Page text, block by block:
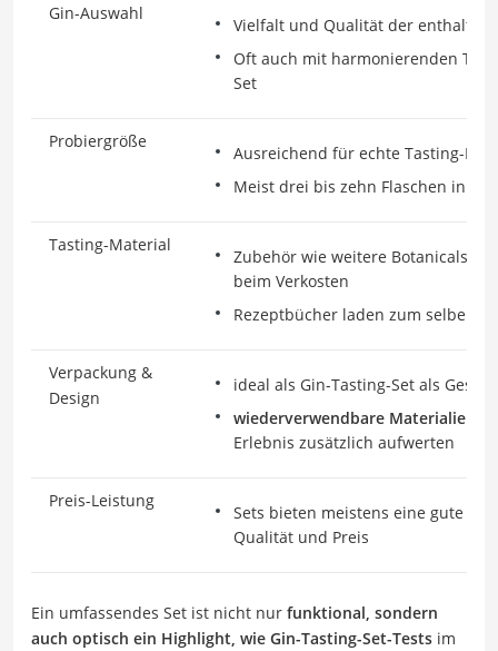
Gin-Auswahl
Vielfalt und Qualität der
Oft auch mit harmonierenden
Set
Probiergröße
Ausreichend für echte Tasting-
Meist drei bis zehn Flaschen in
Tasting-Material
Zubehör wie weitere Botanicals,
beim Verkosten
Rezeptbücher laden zum selber
Verpackung &
Design
ideal als Gin-Tasting-Set als
wiederverwendbare Materialien,
Erlebnis zusätzlich aufwerten
Preis-Leistung
Sets bieten meistens eine gute
Qualität und Preis
Ein umfassendes Set ist nicht nur funktional, sondern
auch optisch ein Highlight, wie Gin-Tasting-Set-Tests im